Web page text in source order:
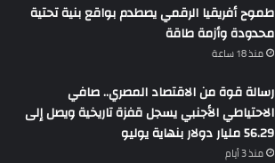
طموح أفريقيا الرقمي يصطدم بواقع بنية تحتية
محدودة وأزمة طاقة
منذ 18 ساعة
رسالة قوة من الاقتصاد المصري.. صافي
الاحتياطي الأجنبي يسجل قفزة تاريخية ويصل إلى
56.29 مليار دولار بنهاية يوليو
منذ 3 أيام